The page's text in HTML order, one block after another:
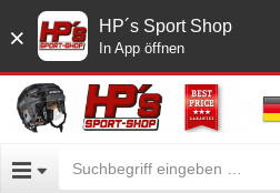
× HP´s Sport Shop
In App öffnen